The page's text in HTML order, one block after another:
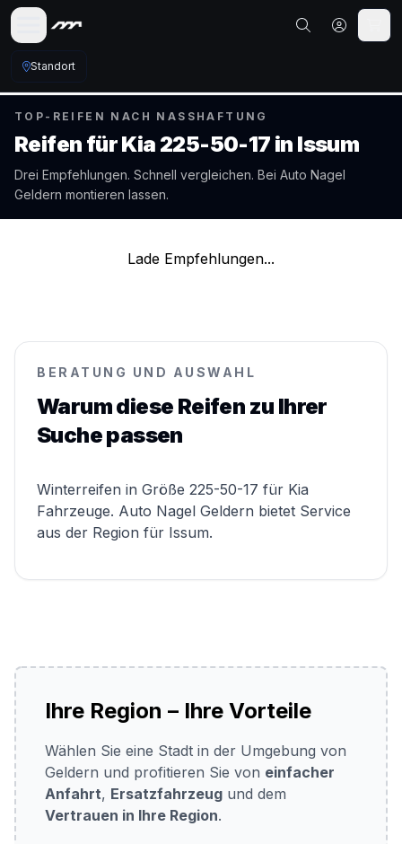
Standort
TOP-REIFEN NACH NASSHAFTUNG
Reifen fürKia 225-50-17 in Issum
Drei Empfehlungen. Schnell vergleichen. Bei Auto Nagel
Geldern montieren lassen.
Lade Empfehlungen...
BERATUNG UND AUSWAHL
Warum diese Reifen zu Ihrer
Suche passen
Winterreifen in Größe 225-50-17 für Kia
Fahrzeuge. Auto Nagel Geldern bietet Service
aus der Region für Issum.
Ihre Region – Ihre Vorteile
Wählen Sie eine Stadt in der Umgebung von
Geldern und profitieren Sie von einfacher
Anfahrt, Ersatzfahrzeug und dem
Vertrauen in Ihre Region.